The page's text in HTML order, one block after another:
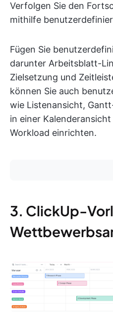
Verfolgen Sie den
mithilfe
Fügen Sie
darunter Arbeitsblatt-
Zielsetzung und
können Sie auch
wie Listenansicht,
in einer
Workload einrichten.
3. ClickUp-